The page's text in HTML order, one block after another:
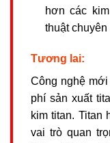
hơn các
thuật chuyên
Tương lai:
Công nghệ
phí sản xuất
kim titan. Titan
vai trò quan